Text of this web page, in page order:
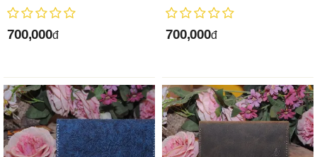
700,000đ 700,000đ